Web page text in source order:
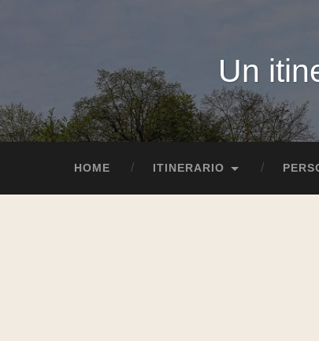
Un
HOME ITINERARIO